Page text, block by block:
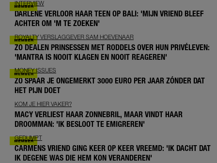
INTERVIEW
DARLENE VERLOOR HAAR TEEN OP BALI: 'MIJN VRIEND BLEEF
ACHTER OM 'M TE ZOEKEN'
ROYALTY VERSLAGGEVER SAM HOEVENAAR
ZO DEALEN PRINSESSEN MET RODDELS OVER HUN PRIVÉLEVEN:
'MANTRA IS NOOIT KLAGEN EN NOOIT REAGEREN'
MONEY ISSUES
ZO SPAAR JE ONGEMERKT 3000 EURO PER JAAR ZÓNDER DAT
HET PIJN DOET
KOM JE HIER VAKER?
MACY VERLIEST HAAR ZONNEBRIL, MAAR VINDT HAAR
DROOMMAN: 'IK BESLOOT TE EMIGREREN'
GEDUMPT
CARMENS VRIEND GING KEER OP KEER VREEMD: 'IK DACHT DAT
IK DEGENE WAS DIE HEM KON VERANDEREN'